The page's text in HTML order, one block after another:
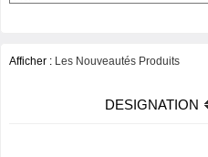
Afficher : Les Nouveautés Produits
DESIGNATION